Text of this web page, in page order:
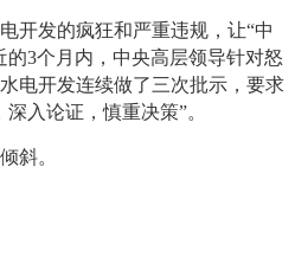
发的疯狂和严重违规，让“中
3个月内，中央高层领导针对怒
电开发连续做了三次批示，要求
入论证，慎重决策”。
斜。